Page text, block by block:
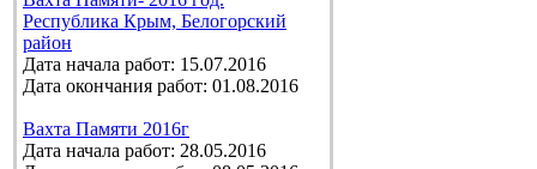
Республика Крым, Белогорский
район
Дата начала работ: 15.07.2016
Дата окончания работ: 01.08.2016
Вахта Памяти 2016г
Дата начала работ: 28.05.2016